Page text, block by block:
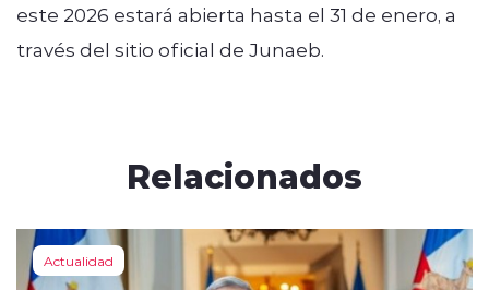
este 2026 estará abierta hasta el 31 de enero, a
través del sitio oficial de Junaeb.
Relacionados
Actualidad